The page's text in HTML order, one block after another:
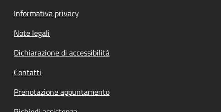
Informativa privacy
Note legali
Dichiarazione di accessibilità
Contatti
Prenotazione appuntamento